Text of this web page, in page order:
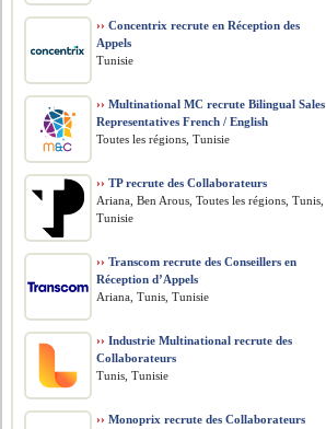
›› Concentrix recrute en Réception des
Appels
Tunisie
›› Multinational MC recrute Bilingual Sales
Representatives French / English
Toutes les régions, Tunisie
›› TP recrute des Collaborateurs
Ariana, Ben Arous, Toutes les régions, Tunis,
Tunisie
›› Transcom recrute des Conseillers en
Réception d’Appels
Ariana, Tunis, Tunisie
›› Industrie Multinational recrute des
Collaborateurs
Tunis, Tunisie
›› Monoprix recrute des Collaborateurs